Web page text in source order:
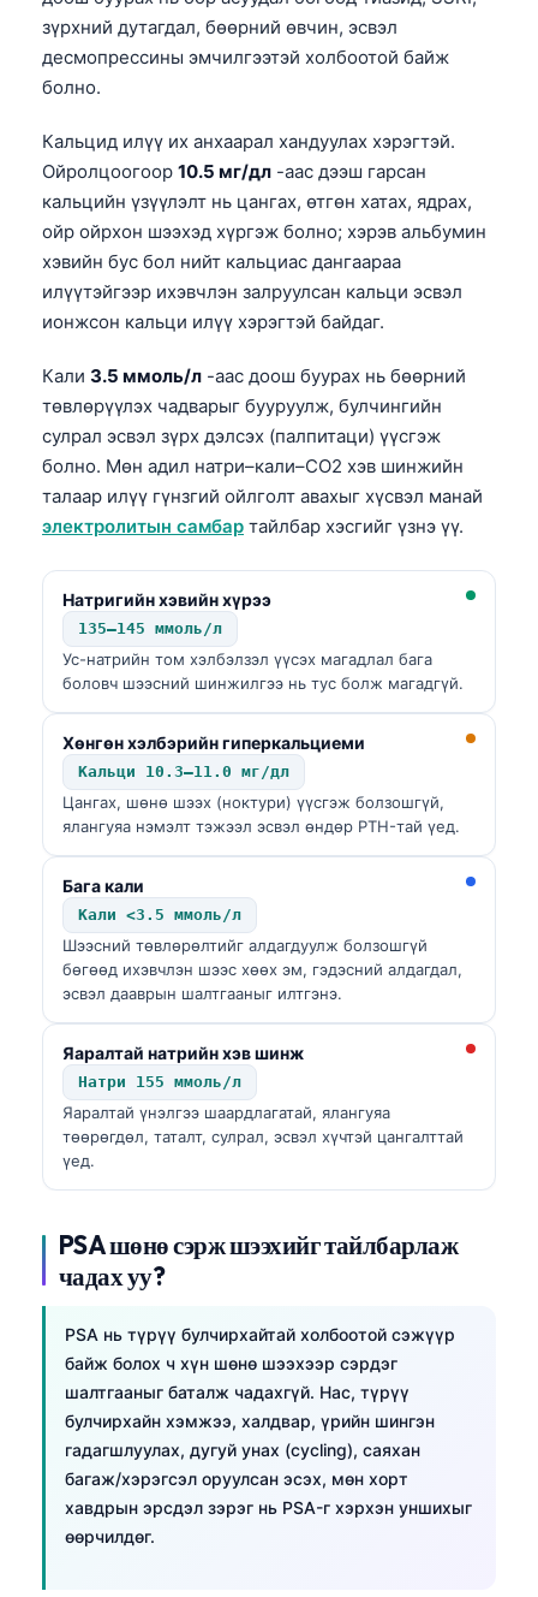
зүрхний дутагдал, бөөрний өвчин, эсвэл
десмопрессины эмчилгээтэй холбоотой байж
болно.
Кальцид илүү их анхаарал хандуулах хэрэгтэй.
Ойролцоогоор 10.5 мг/дл -аас дээш гарсан
кальцийн үзүүлэлт нь цангах, өтгөн хатах, ядрах,
ойр ойрхон шээхэд хүргэж болно; хэрэв альбумин
хэвийн бус бол нийт кальциас дангаараа
илүүтэйгээр ихэвчлэн залруулсан кальци эсвэл
ионжсон кальци илүү хэрэгтэй байдаг.
Кали 3.5 ммоль/л -аас доош буурах нь бөөрний
төвлөрүүлэх чадварыг бууруулж, булчингийн
сулрал эсвэл зүрх дэлсэх (палпитаци) үүсгэж
болно. Мөн адил натри–кали–CO2 хэв шинжийн
талаар илүү гүнзгий ойлголт авахыг хүсвэл манай
электролитын самбар тайлбар хэсгийг үзнэ үү.
Натригийн хэвийн хүрээ
135–145 ммоль/л
Ус-натрийн том хэлбэлзэл үүсэх магадлал бага
боловч шээсний шинжилгээ нь тус болж магадгүй.
Хөнгөн хэлбэрийн гиперкальциеми
Кальци 10.3–11.0 мг/дл
Цангах, шөнө шээх (ноктури) үүсгэж болзошгүй,
ялангуяа нэмэлт тэжээл эсвэл өндөр PTH-тай үед.
Бага кали
Кали <3.5 ммоль/л
Шээсний төвлөрөлтийг алдагдуулж болзошгүй
бөгөөд ихэвчлэн шээс хөөх эм, гэдэсний алдагдал,
эсвэл дааврын шалтгааныг илтгэнэ.
Яаралтай натрийн хэв шинж
Натри 155 ммоль/л
Яаралтай үнэлгээ шаардлагатай, ялангуяа
төөрөгдөл, таталт, сулрал, эсвэл хүчтэй цангалттай
үед.
PSA шөнө сэрж шээхийг тайлбарлаж
чадах уу?
PSA нь түрүү булчирхайтай холбоотой сэжүүр
байж болох ч хүн шөнө шээхээр сэрдэг
шалтгааныг баталж чадахгүй. Нас, түрүү
булчирхайн хэмжээ, халдвар, үрийн шингэн
гадагшлуулах, дугуй унах (cycling), саяхан
багаж/хэрэгсэл оруулсан эсэх, мөн хорт
хавдрын эрсдэл зэрэг нь PSA-г хэрхэн уншихыг
өөрчилдөг.
Occitan
Afrikaans
ພາສາລາວ
Cebuano
Кыргызча
Esperanto
Frysk
Ślōnskŏ gŏdka
Norsk bokmål